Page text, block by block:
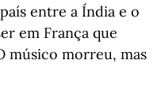
entre a Índia e o
em França que
músico morreu, mas